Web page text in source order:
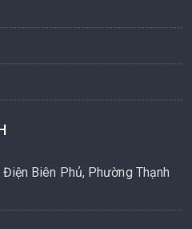
Biên Phủ, Phường Thạnh